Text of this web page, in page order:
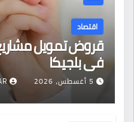
اقتصاد
قروض تمويل
في بلجيكا
5 أغسطس، 2026